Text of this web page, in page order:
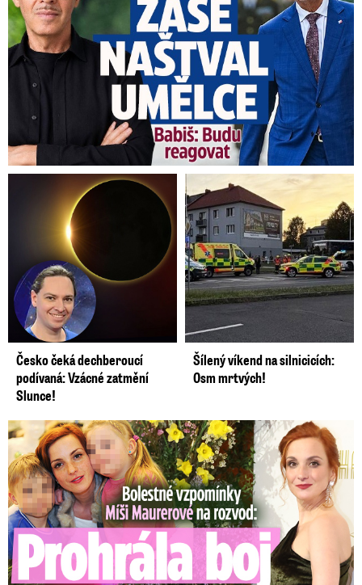
Česko čeká dechberoucí
podívaná: Vzácné zatmění
Slunce!
Šílený víkend na silnicicích:
Osm mrtvých!
Bolestné vzpomínky Míši Maurerové: Prohrála boj o dvojčata!